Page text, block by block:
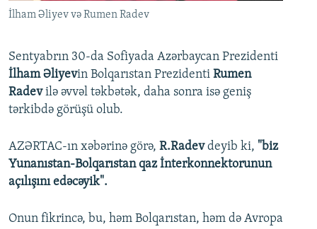
BIZIMLƏ ƏLAQƏ
XƏBƏR BÜLLETENLƏRIMIZ
İlham Əliyev və Rumen Radev
Sentyabrın 30-da Sofiyada Azərbaycan Prezidenti
İlham Əliyevin Bolqarıstan Prezidenti Rumen
Radevilə əvvəl təkbətək, daha sonra isə geniş
tərkibdə görüşü olub.
AZƏRTAC-ın xəbərinə görə, R.Radevdeyib ki, "biz
Yunanıstan-Bolqarıstan qaz İnterkonnektorunun
açılışını edəcəyik".
Onun fikrincə, bu, həm Bolqarıstan, həm də Avropa